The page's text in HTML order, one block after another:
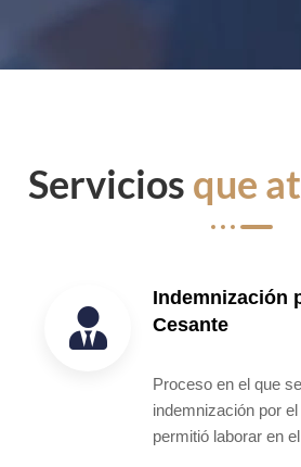
Servicios que
Indemnización
Cesante
Proceso en el que
indemnización por
permitió laborar en